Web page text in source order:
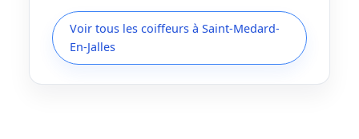
Voir tous les coiffeurs à Saint-Medard-
En-Jalles